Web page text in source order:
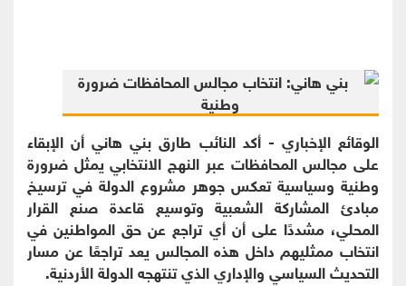
الوقائع الإخباري - أكد النائب طارق بني هاني أن الإبقاء
على مجالس المحافظات عبر النهج الانتخابي يمثل ضرورة
وطنية وسياسية تعكس جوهر مشروع الدولة في ترسيخ
مبادئ المشاركة الشعبية وتوسيع قاعدة صنع القرار
المحلي، مشددًا على أن أي تراجع عن حق المواطنين في
انتخاب ممثليهم داخل هذه المجالس يعد تراجعًا عن مسار
التحديث السياسي والإداري الذي تنتهجه الدولة الأردنية.